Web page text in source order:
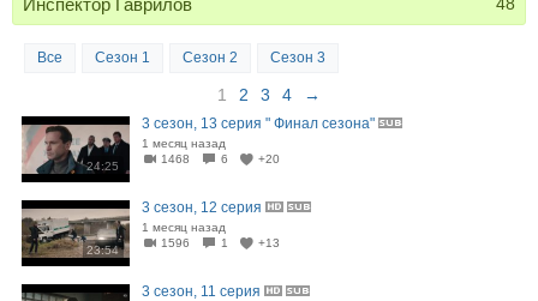
Инспектор Гаврилов
Все Сезон 1 Сезон 2 Сезон 3
1 2 3 4 →
24:25
3 сезон, 13 серия " Финал сезона"
1 месяц назад
1468
6 +20
23:54
3 сезон, 12 серия
1 месяц назад
1596
1 +13
3 сезон, 11 серия